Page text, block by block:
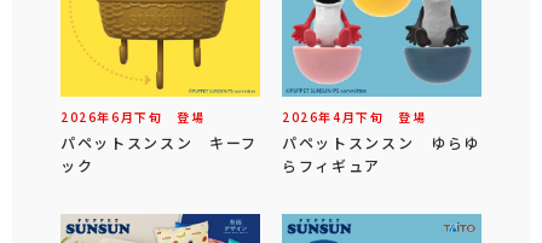
2026年6 月下旬 登場
パペットスンスン キーフ
ック
2026年4 月下旬 登場
パペットスンスン ゆらゆ
らフィギュア